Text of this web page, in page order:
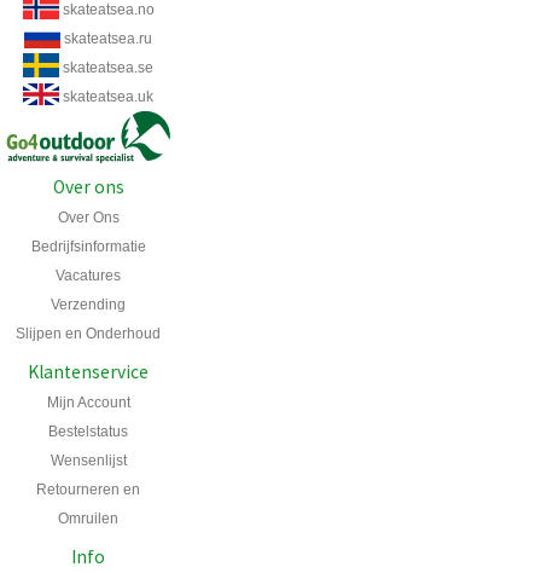
skateatsea.no
skateatsea.ru
skateatsea.se
skateatsea.uk
Over ons
Over Ons
Bedrijfsinformatie
Vacatures
Verzending
Slijpen en Onderhoud
Klantenservice
Mijn Account
Bestelstatus
Wensenlijst
Retourneren en
Omruilen
Info